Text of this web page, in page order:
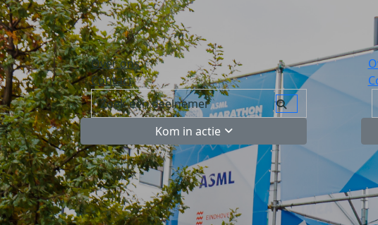
Over ons
Contact
Kom in actie